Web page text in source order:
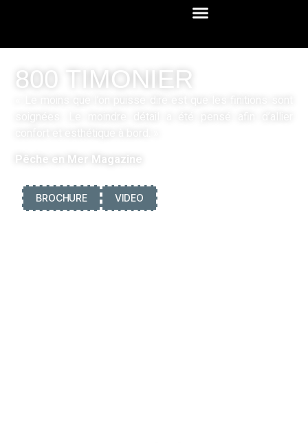
800 TIMONIER
soignées. Le moindre détail a été pensé afin d’allier
Pêche en Mer Magazine
BROCHURE VIDEO